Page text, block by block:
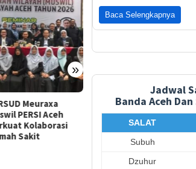
»
Meuraxa
PERSI Aceh
Kolaborasi
Sakit
Kajian Dakwah Jumatan
Banda Aceh Ajak
Tingkatkan Keimanan dan
Jaga Keluarga
Baca Selengkapnya
Jadwal
Banda Aceh
SALAT
Subuh
Dzuhur